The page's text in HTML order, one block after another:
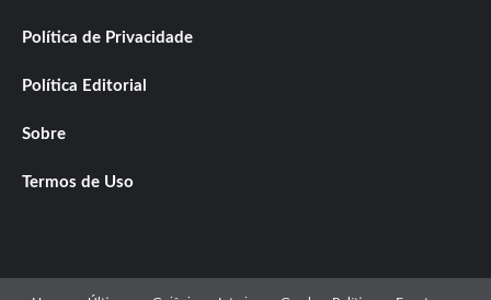
Política de Privacidade
Política Editorial
Sobre
Termos de Uso